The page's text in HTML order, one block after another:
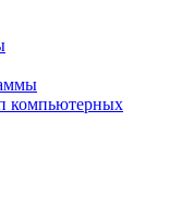
компьютерных